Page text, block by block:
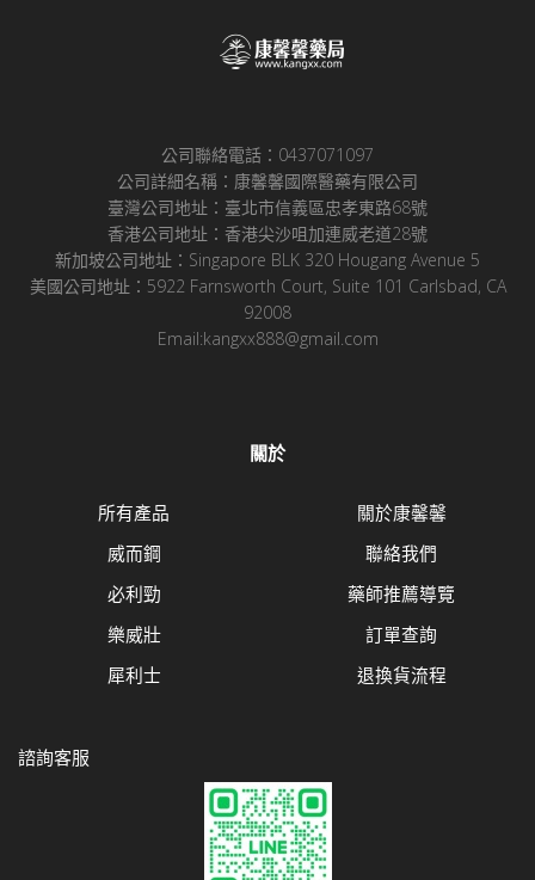
公司聯絡電話：0437071097
公司詳細名稱：康馨馨國際醫藥有限公司
臺灣公司地址：臺北市信義區忠孝東路68號
香港公司地址：香港尖沙咀加連威老道28號
新加坡公司地址：Singapore BLK 320 Hougang Avenue 5
美國公司地址：5922 Farnsworth Court, Suite 101 Carlsbad, CA
92008
Email:kangxx888@gmail.com
關於
所有產品
威而鋼
必利勁
樂威壯
犀利士
關於康馨馨
聯絡我們
藥師推薦導覽
訂單查詢
退換貨流程
諮詢客服